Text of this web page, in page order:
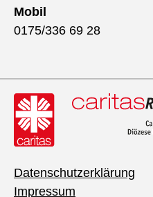
Mobil
0175/336 69 28
Datenschutzerklärung
Impressum